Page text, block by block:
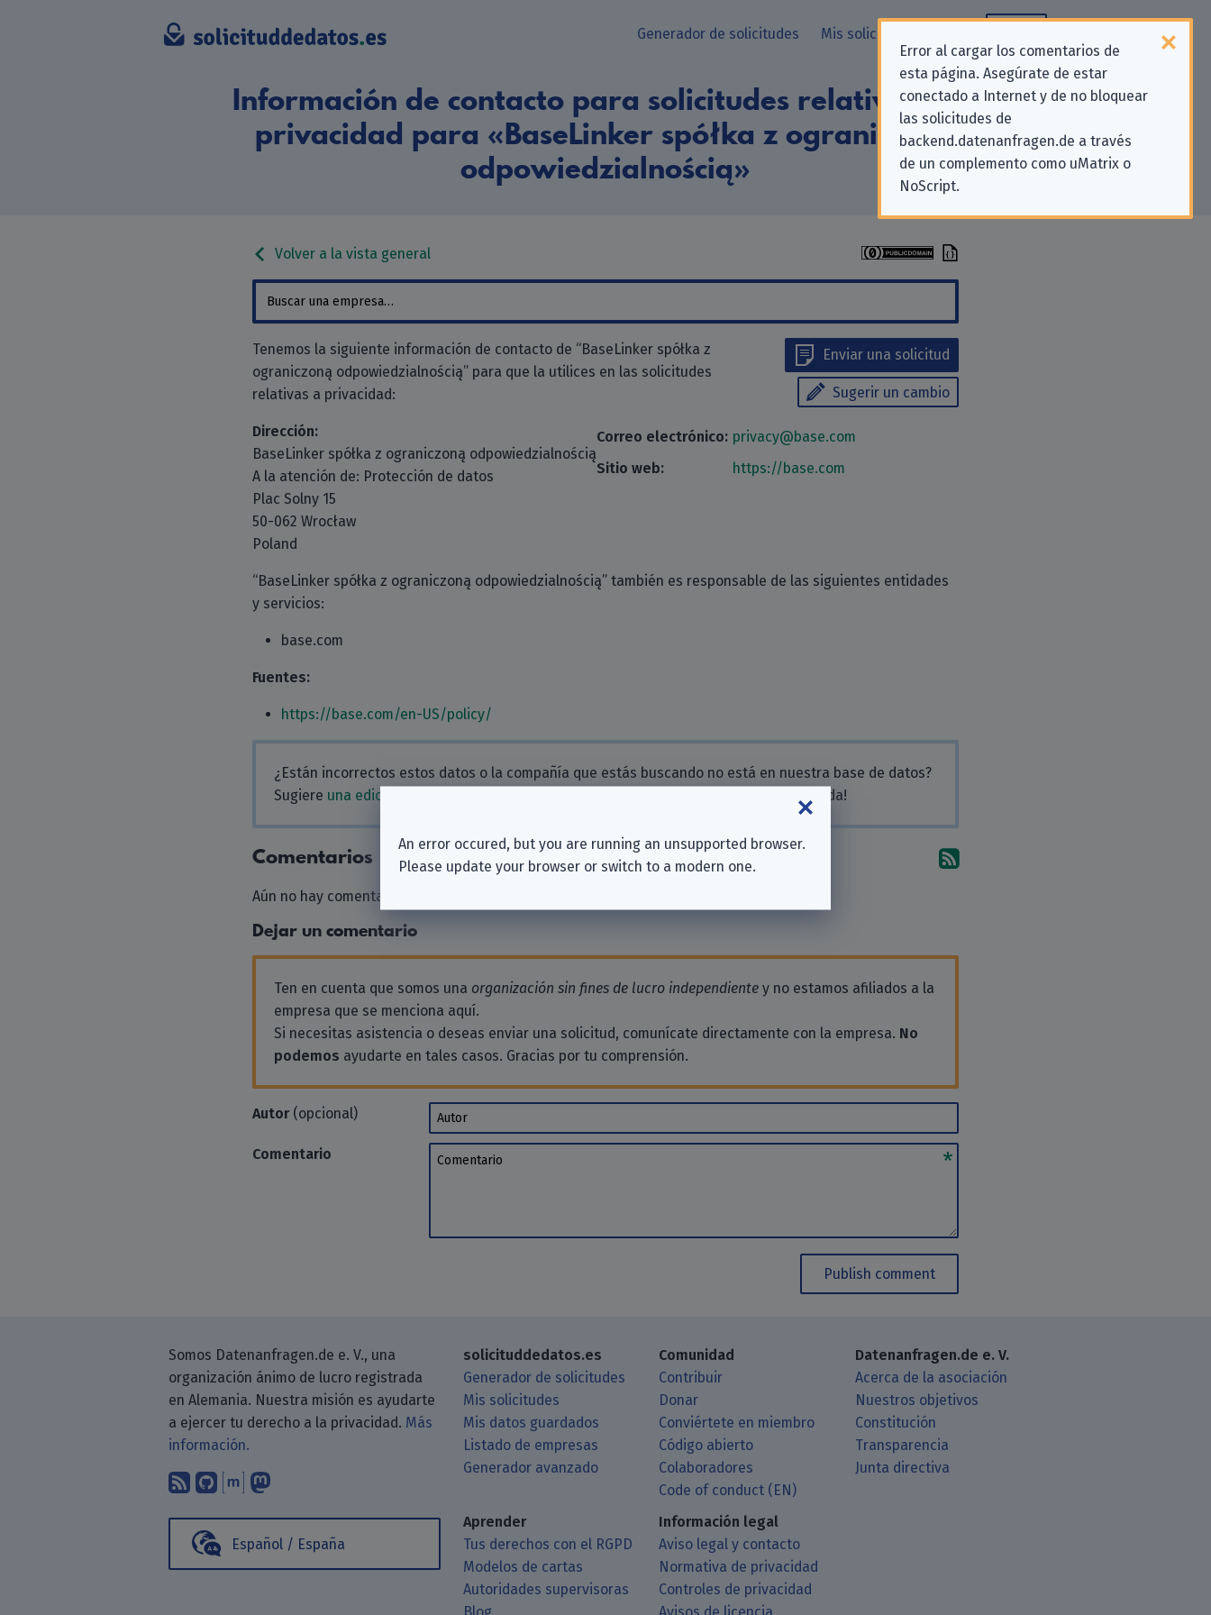
Error al cargar los comentarios de
esta página. Asegúrate de estar
conectado a Internet y de no bloquear
las solicitudes de
backend.datenanfragen.de a través
de un complemento como uMatrix o
NoScript.
Generador de solicitudes Mis solicitudes
Información de contacto para solicitudes relativas a la
privacidad para «BaseLinker spółka z ograniczoną
odpowiedzialnością»
Volver a la vista general
Enviar una solicitud
Sugerir un cambio
Tenemos la siguiente información de contacto de “BaseLinker spółka z
ograniczoną odpowiedzialnością” para que la utilices en las solicitudes
relativas a privacidad:
Dirección:
BaseLinker spółka z ograniczoną odpowiedzialnością
A la atención de: Protección de datos
Plac Solny 15
50-062 Wrocław
Poland
Correo electrónico: privacy@base.com
Sitio web:
https://base.com
“BaseLinker spółka z ograniczoną odpowiedzialnością” también es responsable de las siguientes entidades
y servicios:
base.com
Fuentes:
https://base.com/en-US/policy/
¿Están incorrectos estos datos o la compañía que estás buscando no está en nuestra base de datos?
Sugiere una edición de esta compañía . ¡Gracias por tu ayuda!
Comentarios Suscríbete a los
Aún no hay comentarios aquí. ¿Por qué no dejas uno?
Dejar un comentario
Ten en cuenta que somos una organización sin fines de lucro independiente y no estamos afiliados a la
empresa que se menciona aquí.
Si necesitas asistencia o deseas enviar una solicitud, comunícate directamente con la empresa. No
podemos ayudarte en tales casos. Gracias por tu comprensión.
Autor(opcional) Autor
Comentario Comentario
Publish comment
Somos Datenanfragen.de e. V., una
organización ánimo de lucro registrada
en Alemania. Nuestra misión es ayudarte
a ejercer tu derecho a la privacidad. Más
información.
Suscríbete a nuestro blog a través de tu lector de RSS
Encuéntranos en GitHub
Encuéntranos en Matrix
Sígenos en Mastodon
Español / España
solicituddedatos.es
Generador de solicitudes
Mis solicitudes
Mis datos guardados
Listado de empresas
Generador avanzado
Comunidad
Contribuir
Donar
Conviértete en miembro
Código abierto
Colaboradores
Code of conduct (EN)
Datenanfragen.de e. V.
Acerca de la asociación
Nuestros objetivos
Constitución
Transparencia
Junta directiva
Aprender
Tus derechos con el RGPD
Modelos de cartas
Autoridades supervisoras
Información legal
Aviso legal y contacto
Normativa de privacidad
Controles de privacidad
An error occured, but you are running an unsupported browser.
Please update your browser or switch to a modern one.